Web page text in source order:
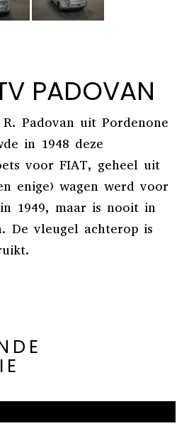
PADOVAN
Padovan uit Pordenone
in 1948 deze
voor FIAT, geheel uit
enige) wagen werd voor
1949, maar is nooit in
De vleugel achterop is